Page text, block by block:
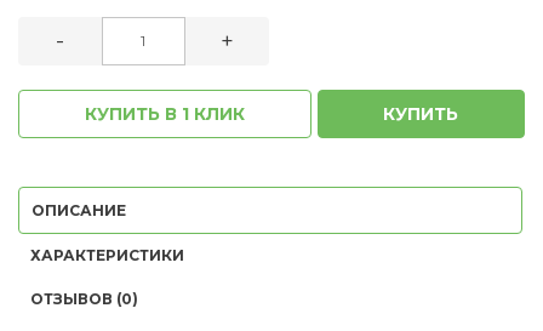
- +
КУПИТЬ В 1 КЛИК КУПИТЬ
ОПИСАНИЕ
ХАРАКТЕРИСТИКИ
ОТЗЫВОВ (0)